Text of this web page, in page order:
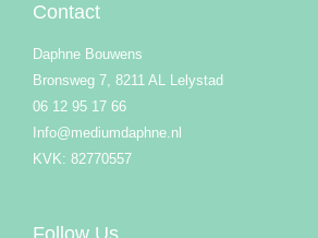
Contact
Daphne Bouwens
Bronsweg 7, 8211 AL Lelystad
06 12 95 17 66
Info@mediumdaphne.nl
KVK: 82770557